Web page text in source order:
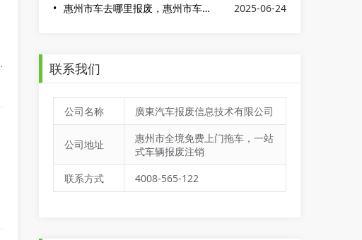
惠州市车去哪里报废，惠州市车辆报废电话
2025-06-24
联系我们
公司名称 廣東汽车报废信息技术有限公司
公司地址
惠州市全境免费上门拖车，一站
式车辆报废注销
联系方式
4008-565-122